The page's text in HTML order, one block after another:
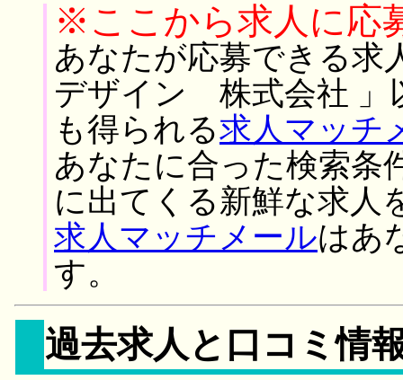
※ここから求人に応
あなたが応募できる求
デザイン 株式会社 」
も得られる求人マッチ
あなたに合った検索条
に出てくる新鮮な求人
求人マッチメールはあ
す。
過去求人と口コミ情